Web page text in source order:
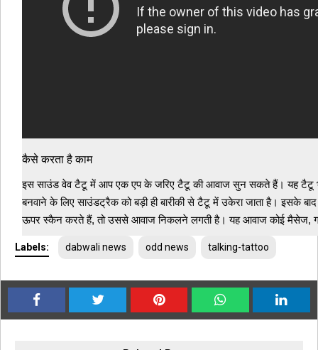
कैसे करता है काम
इस साउंड वेव टैटू में आप एक एप के जरिए टैटू की आवाज सुन सकते हैं। यह टैटू
बनवाने के लिए साउंडट्रैक को बड़ी ही बारीकी से टैटू में उकेरा जाता है। इसके
ऊपर स्‍कैन करते हैं, तो उससे आवाज निकलने लगती है। यह आवाज कोई मैसेज,
Labels: dabwali news odd news talking-tattoo